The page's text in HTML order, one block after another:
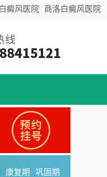
癜风医院 商洛白癜风医院
康复期
巩固期